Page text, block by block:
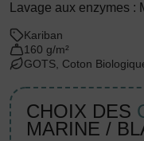
Lavage aux enzymes
Kariban
160 g/m²
GOTS, Coton
CHOIX DES
MARINE /